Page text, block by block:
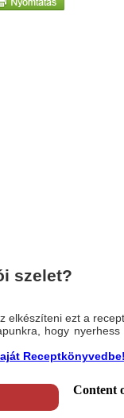
szelet?
elkészíteni ezt a
hogy
Receptkönyvedbe!
Content